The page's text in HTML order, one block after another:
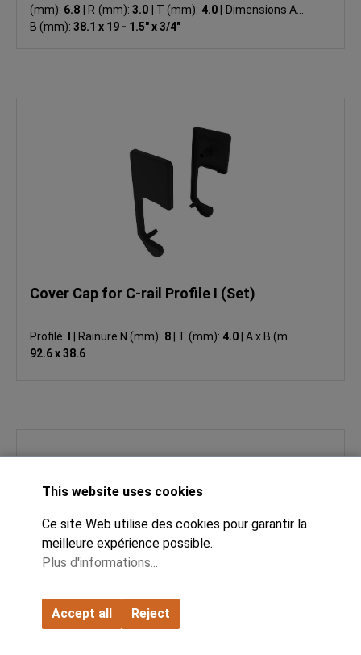
(mm): 6.8 R (mm):3.0 T (mm): 4.0
Dimensions A x
B (mm): 38.1 x 19 - 1.5" x 3/4"
Cover Cap for C-rail Profile I (Set)
Profilé: Rainure N (mm): 8 T (mm): 4.0 A x B (mm):
92.6 x 38.6
Cover Cap, with Locking Pin
This website uses cookies
Ce site Web utilise des cookies pour garantir la
meilleure expérience possible.
Plus d'informations...
Accept all Reject